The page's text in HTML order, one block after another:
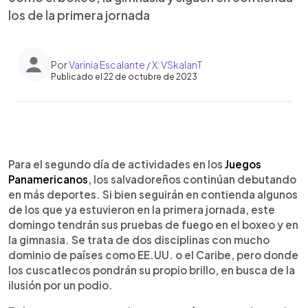
los de la primera jornada
PorVarinia Escalante / X: VSkalanT
Publicado el 22 de octubre de 2023
► Escuchar artículo
Para el segundo día de actividades en los Juegos
Panamericanos, los salvadoreños continúan debutando
en más deportes. Si bien seguirán en contienda algunos
de los que ya estuvieron en la primera jornada, este
domingo tendrán sus pruebas de fuego en el boxeo y en
la gimnasia. Se trata de dos disciplinas con mucho
dominio de países como EE.UU. o el Caribe, pero donde
los cuscatlecos pondrán su propio brillo, en busca de la
ilusión por un podio.